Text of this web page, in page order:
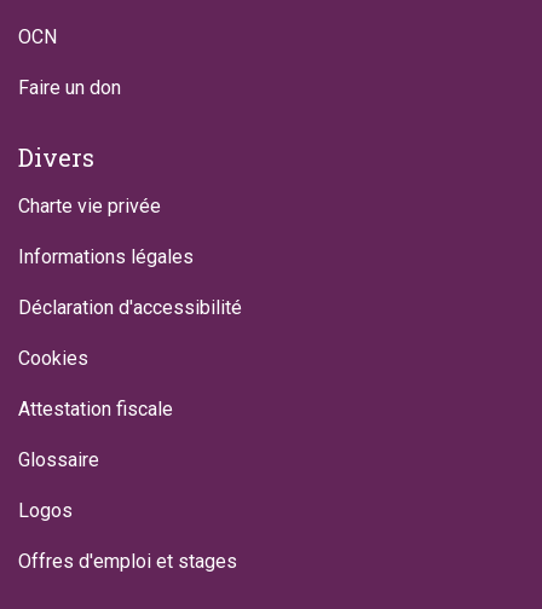
OCN
Faire un don
Divers
Charte vie privée
Informations légales
Déclaration d'accessibilité
Cookies
Attestation fiscale
Glossaire
Logos
Offres d'emploi et stages